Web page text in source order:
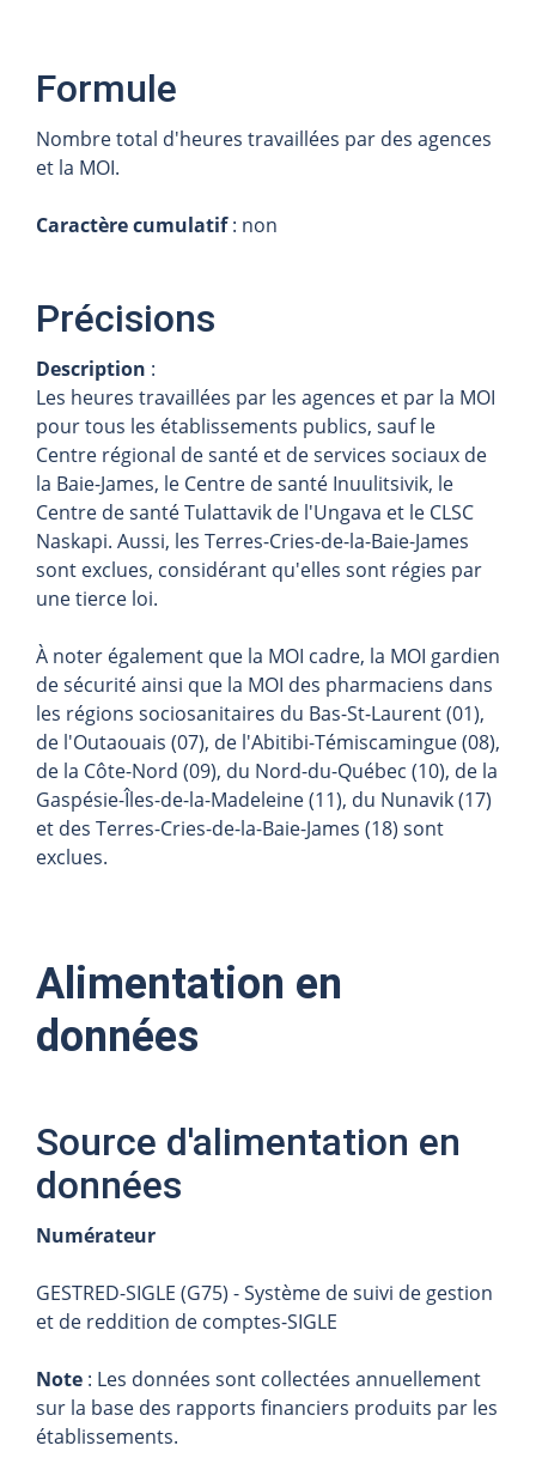
Formule
Nombre total d'heures travaillées par des agences
et la MOI.
Caractère cumulatif: non
Précisions
Description :
Les heures travaillées par les agences et par la MOI
pour tous les établissements publics, sauf le
Centre régional de santé et de services sociaux de
la Baie-James, le Centre de santé Inuulitsivik, le
Centre de santé Tulattavik de l'Ungava et le CLSC
Naskapi. Aussi, les Terres-Cries-de-la-Baie-James
sont exclues, considérant qu'elles sont régies par
une tierce loi.
À noter également que la MOI cadre, la MOI gardien
de sécurité ainsi que la MOI des pharmaciens dans
les régions sociosanitaires du Bas-St-Laurent (01),
de l'Outaouais (07), de l'Abitibi-Témiscamingue (08),
de la Côte-Nord (09), du Nord-du-Québec (10), de la
Gaspésie-Îles-de-la-Madeleine (11), du Nunavik (17)
et des Terres-Cries-de-la-Baie-James (18) sont
exclues.
Alimentation en
données
Source d'alimentation en
données
Numérateur
GESTRED-SIGLE (G75) - Système de suivi de gestion
et de reddition de comptes-SIGLE
Note : Les données sont collectées annuellement
sur la base des rapports financiers produits par les
établissements.